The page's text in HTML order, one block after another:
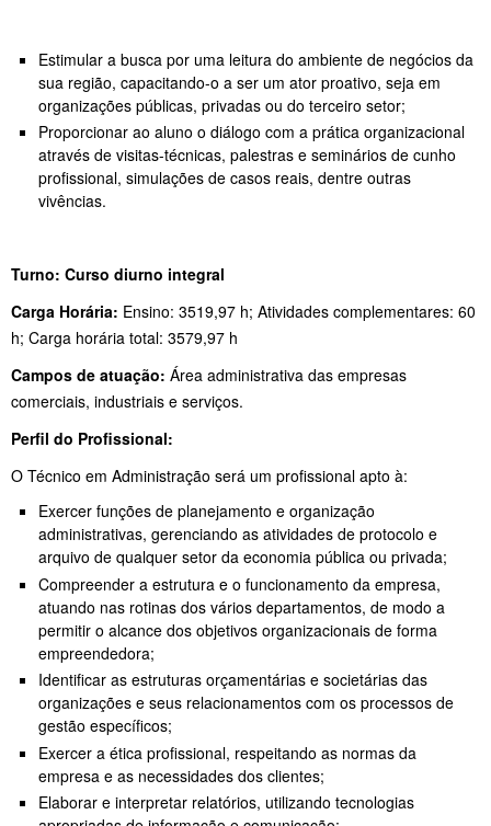
Estimular a busca por uma leitura do ambiente de negócios da
sua região, capacitando-o a ser um ator proativo, seja em
organizações públicas, privadas ou do terceiro setor;
Proporcionar ao aluno o diálogo com a prática organizacional
através de visitas-técnicas, palestras e seminários de cunho
profissional, simulações de casos reais, dentre outras
vivências.
Turno: Curso diurno integral
Carga Horária: Ensino: 3519,97 h; Atividades complementares: 60
h; Carga horária total: 3579,97 h
Campos de atuação: Área administrativa das empresas
comerciais, industriais e serviços.
Perfil do Profissional:
O Técnico em Administração será um profissional apto à:
Exercer funções de planejamento e organização
administrativas, gerenciando as atividades de protocolo e
arquivo de qualquer setor da economia pública ou privada;
Compreender a estrutura e o funcionamento da empresa,
atuando nas rotinas dos vários departamentos, de modo a
permitir o alcance dos objetivos organizacionais de forma
empreendedora;
Identificar as estruturas orçamentárias e societárias das
organizações e seus relacionamentos com os processos de
gestão específicos;
Exercer a ética profissional, respeitando as normas da
empresa e as necessidades dos clientes;
Elaborar e interpretar relatórios, utilizando tecnologias